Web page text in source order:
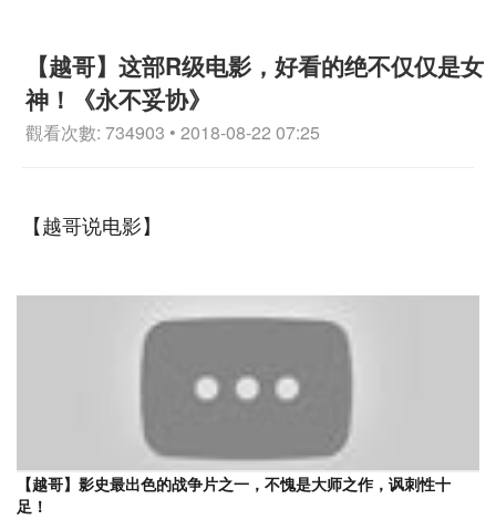
【越哥】这部R级电影，好看的绝不仅仅是女
神！《永不妥协》
觀看次數: 734903 • 2018-08-22 07:25
【越哥说电影】
【越哥】影史最出色的战争片之一，不愧是大师之作，讽刺性十
足！